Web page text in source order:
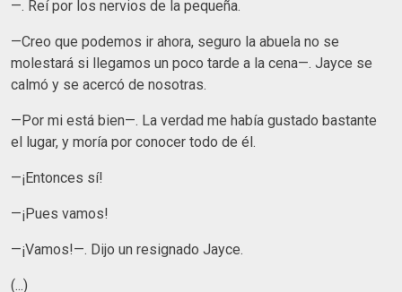
—. Reí por los nervios de la pequeña.
—Creo que podemos ir ahora, seguro la abuela no se
molestará si llegamos un poco tarde a la cena—. Jayce se
calmó y se acercó de nosotras.
—Por mi está bien—. La verdad me había gustado bastante
el lugar, y moría por conocer todo de él.
—¡Entonces sí!
—¡Pues vamos!
—¡Vamos!—. Dijo un resignado Jayce.
(...)